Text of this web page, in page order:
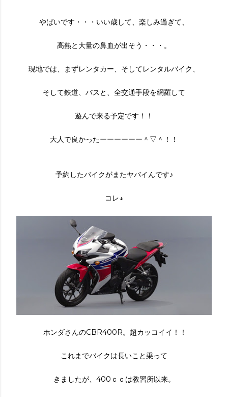
やばいです・・・いい歳して、楽しみ過ぎて、
高熱と大量の鼻血が出そう・・・。
現地では、まずレンタカー、そしてレンタルバイク、
そして鉄道、バスと、全交通手段を網羅して
遊んで来る予定です！！
大人で良かったーーーーーー＾▽＾！！
予約したバイクがまたヤバイんです♪
コレ↓
ホンダさんのCBR400R。超カッコイイ！！
これまでバイクは長いこと乗って
きましたが、400ｃｃは教習所以来。